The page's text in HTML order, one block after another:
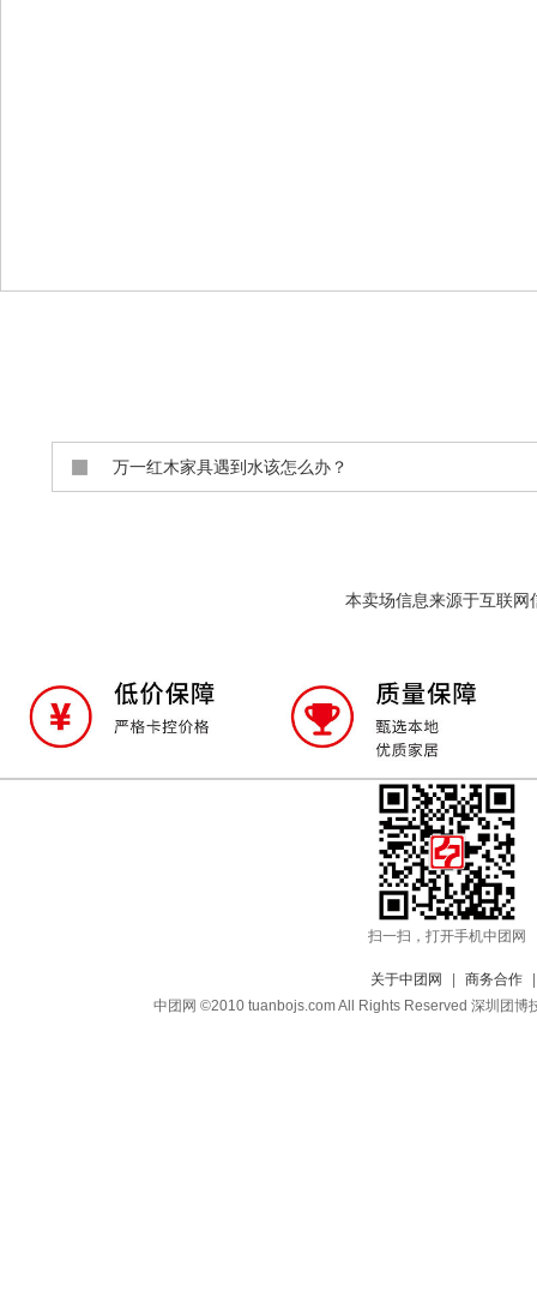
万一红木家具遇到水该怎么办？
本卖场信息来源于互联
扫一扫，打开手机中团网
关于中团网 商务合作
中团网 ©2010 tuanbojs.com All Rights Reserved 深圳团